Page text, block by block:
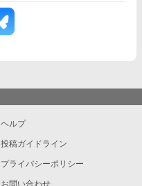
ヘルプ
投稿ガイドライン
プライバシーポリシー
お問い合わせ